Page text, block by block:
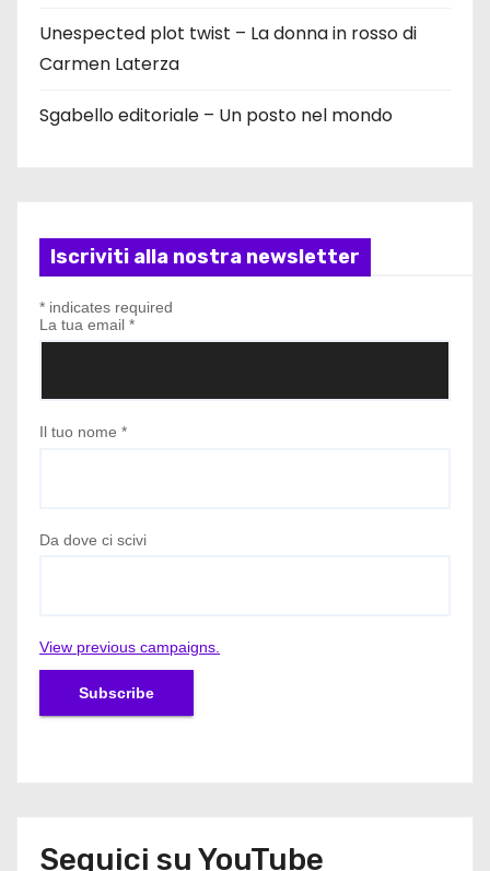
Unespected plot twist – La donna in rosso di
Carmen Laterza
Sgabello editoriale – Un posto nel mondo
Iscriviti alla nostra newsletter
* indicates required
La tua email *
Il tuo nome *
Da dove ci scivi
View previous campaigns.
Seguici su YouTube